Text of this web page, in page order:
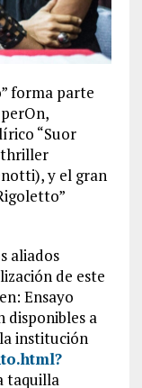
forma parte
“Suor
thriller
, y el gran
aliados
de este
Ensayo
disponibles a
institución
taquilla